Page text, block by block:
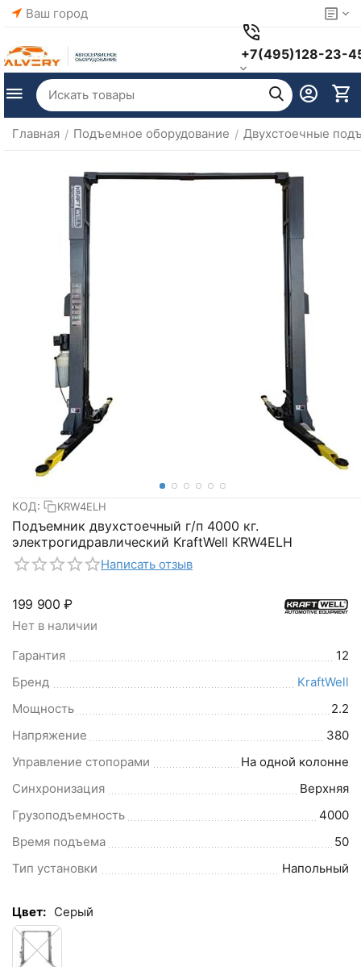
Ваш город
+7(495)128-23-
Главная / Подъемное оборудование / Двухстоечные
КОД: KRW4ELH
Подъемник двухстоечный г/п 4000 кг.
электрогидравлический KraftWell KRW4ELH
Написать отзыв
199 900 ₽
Нет в наличии
Гарантия
12
Бренд
KraftWell
Мощность
2.2
Напряжение
380
Управление стопорами
На одной колонне
Синхронизация
Верхняя
Грузоподъемность
4000
Время подъема
50
Тип установки
Напольный
Цвет: Cерый